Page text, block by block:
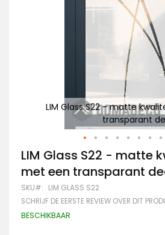
LIM Glass S22 - matte
transparant
Ga
naar
het
begin
van
de
afbeeldingen-
LIM Glass S22 - matte
met een transparant
SKU LIM GLASS S22
SCHRIJF DE EERSTE REVIEW OVER DIT
BESCHIKBAAR